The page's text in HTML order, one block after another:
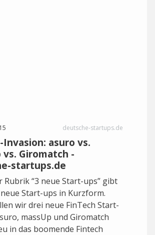
deutsche-startups.de
Invasion: asuro vs.
vs. Giromatch -
startups.de
Rubrik “3 neue Start-ups” gibt
Start-ups in Kurzform.
wir drei neue FinTech Start-
massUp und Giromatch
in das boomende Fintech